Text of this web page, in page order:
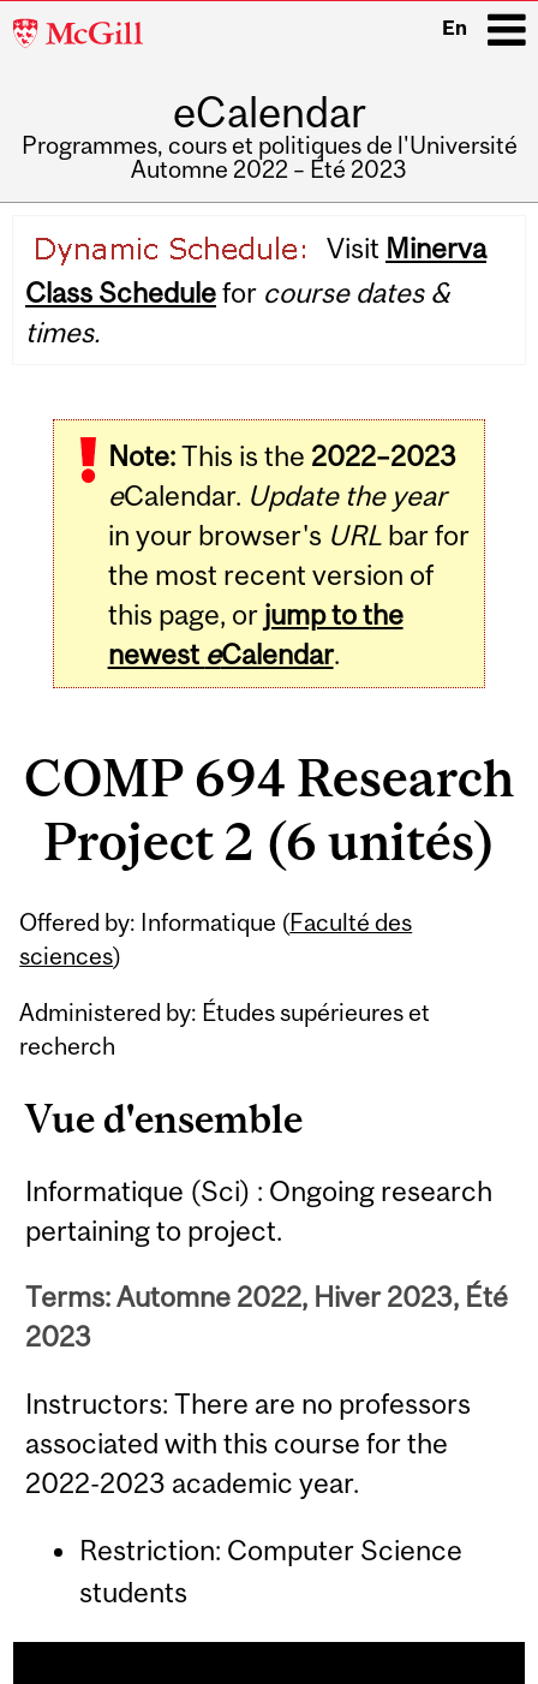
McGill
En
eCalendar
Programmes, cours et politiques de l'Université
Automne 2022 – Été 2023
navigation
Visit Minerva
Class Schedulefor course dates &
times.
Note:This is the 2022–2023
eCalendar. Update the year
in your browser's URLbar for
the most recent version of
this page, or jump to the
newest eCalendar.
COMP 694 Research
Project 2 (6 unités)
Offered by: Informatique (Faculté des
sciences)
Administered by: Études supérieures et
recherch
Vue d'ensemble
Informatique (Sci) : Ongoing research
pertaining to project.
Terms: Automne 2022, Hiver 2023, Été
2023
Instructors: There are no professors
associated with this course for the
2022-2023 academic year.
Restriction: Computer Science
students
Related
Content